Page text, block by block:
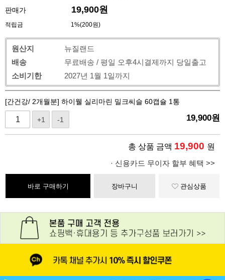
판매가
19,900원
적립금 1%(200원)
원산지
뉴질랜드
배송
무료배송 / 평일 오후4시결제까지 당일출고
소비기한
2027년 1월 1일까지
[간건강/ 2개월분] 하이웰 실리마린 밀크씨슬 60캡슐 1통
+1 -1 19,900원
총 상품 금액 19,900 원
· 신용카드 무이자 할부 혜택 >>
바로 구매하기 장바구니 관심상품